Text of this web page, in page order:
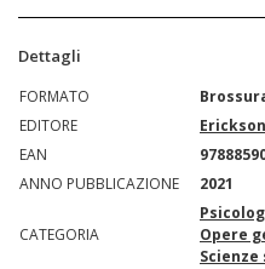
Dettagli
FORMATO
EDITORE
Erickson
EAN
ANNO PUBBLICAZIONE
2021
CATEGORIA
Opere
Scienze